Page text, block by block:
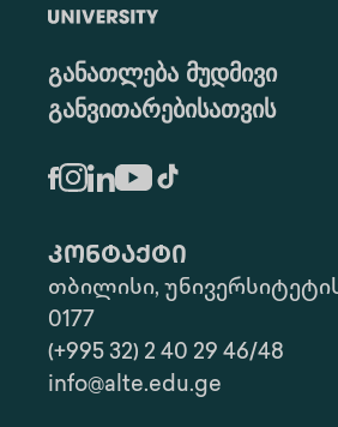
განათლება მუდმივი
განვითარებისათვის
კონტაქტი
თბილისი, უნივერსიტეტის
0177
(+995 32) 2 40 29 46/48
info@alte.edu.ge